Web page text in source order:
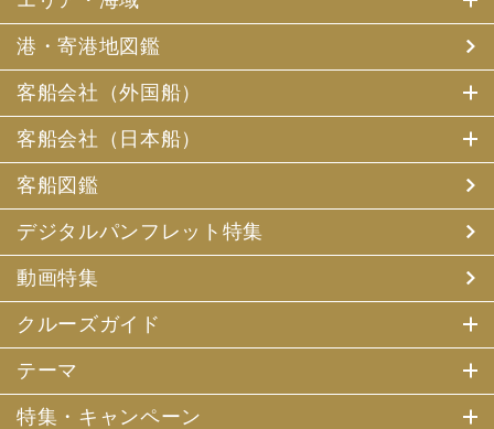
港・寄港地図鑑
客船会社（外国船）
客船会社（日本船）
客船図鑑
デジタルパンフレット特集
動画特集
クルーズガイド
テーマ
特集・キャンペーン